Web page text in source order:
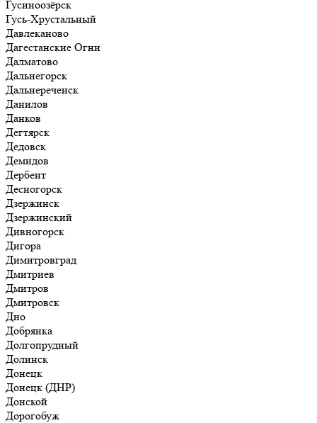
Гусиноозёрск
Гусь-Хрустальный
Давлеканово
Дагестанские Огни
Далматово
Дальнегорск
Дальнереченск
Данилов
Данков
Дегтярск
Дедовск
Демидов
Дербент
Десногорск
Дзержинск
Дзержинский
Дивногорск
Дигора
Димитровград
Дмитриев
Дмитров
Дмитровск
Дно
Добрянка
Долгопрудный
Долинск
Донецк
Донецк (ДНР)
Донской
Дорогобуж